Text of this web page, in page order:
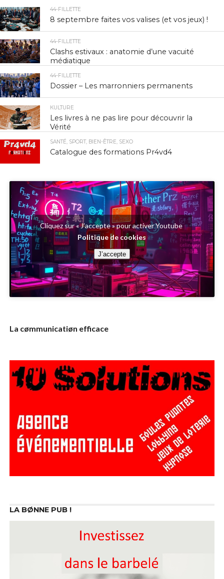
44-FILLETTE
8 septembre faites vos valises (et vos jeux) !
44-FILLETTE
Clashs estivaux : anatomie d’une vacuité
médiatique
44-FILLETTE
Dossier – Les marronniers permanents
КULTURE
Les livres à ne pas lire pour découvrir la
Vérité
SANTÉ, SPORT, BIEN-ÊTRE, SEXO
Catalogue des formations Pr4vd4
Cliquez sur « J’accepte » pour activer Youtube
Politique de cookies
J’accepte
La cømmunicatiøn efficace
LA BØNNE PUB !